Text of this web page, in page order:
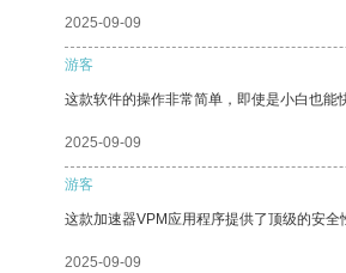
2025-09-09
游客
这款软件的操作非常简单，即使是小白也能
2025-09-09
游客
这款加速器VPM应用程序提供了顶级的安全
2025-09-09